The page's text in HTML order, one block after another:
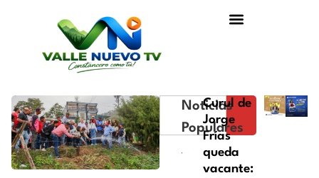
Noticias
Populares
Curul de
Jorge
Frías
queda
vacante: